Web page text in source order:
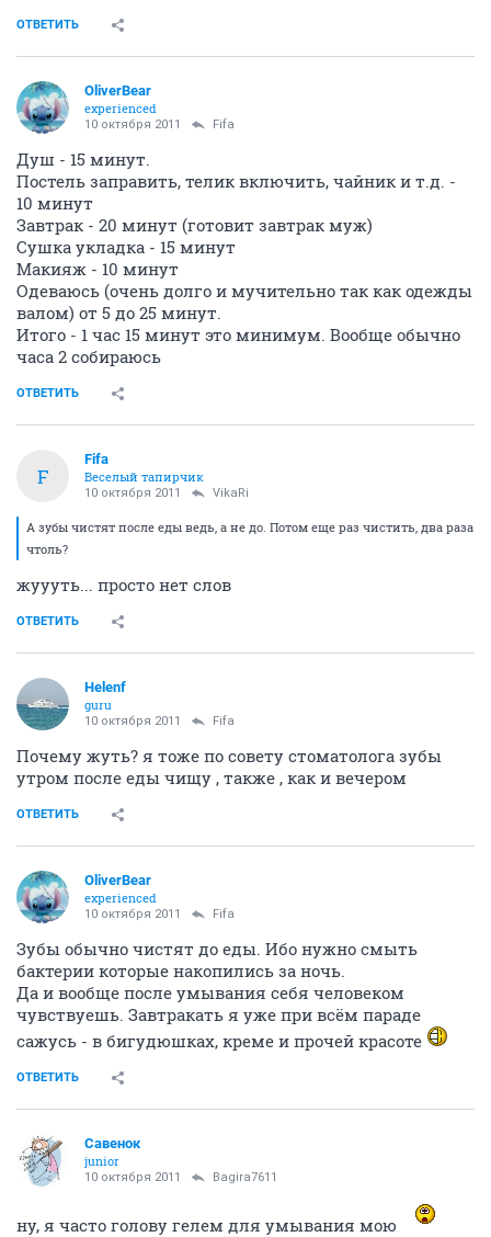
ОТВЕТИТЬ
OliverBear
experienced
10 октября 2011 Fifa
Душ - 15 минут.
Постель заправить, телик включить, чайник и т.д. -
10 минут
Завтрак - 20 минут (готовит завтрак муж)
Сушка укладка - 15 минут
Макияж - 10 минут
Одеваюсь (очень долго и мучительно так как одежды
валом) от 5 до 25 минут.
Итого - 1 час 15 минут это минимум. Вообще обычно
часа 2 собираюсь
ОТВЕТИТЬ
F
Fifa
Веселый тапирчик
10 октября 2011 VikaRi
А зубы чистят после еды ведь, а не до. Потом еще раз чистить, два раза
чтоль?
жуууть... просто нет слов
ОТВЕТИТЬ
Helenf
guru
10 октября 2011 Fifa
Почему жуть? я тоже по совету стоматолога зубы
утром после еды чищу , также , как и вечером
ОТВЕТИТЬ
OliverBear
experienced
10 октября 2011 Fifa
Зубы обычно чистят до еды. Ибо нужно смыть
бактерии которые накопились за ночь.
Да и вообще после умывания себя человеком
чувствуешь. Завтракать я уже при всём параде
сажусь - в бигудюшках, креме и прочей красоте
ОТВЕТИТЬ
Савенок
junior
10 октября 2011 Bagira7611
ну, я часто голову гелем для умывания мою